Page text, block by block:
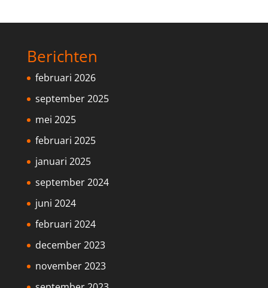
Berichten
februari 2026
september 2025
mei 2025
februari 2025
januari 2025
september 2024
juni 2024
februari 2024
december 2023
november 2023